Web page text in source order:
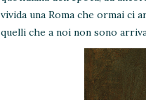
vivida una Roma che ormai ci
quelli che a noi non sono